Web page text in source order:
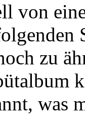
von
zu
was